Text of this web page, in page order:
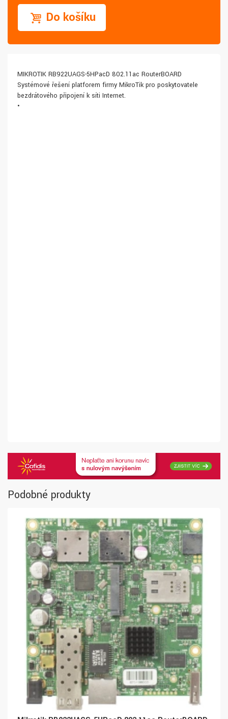
Do košíku
MIKROTIK RB922UAGS-5HPacD 802.11ac RouterBOARD
Systémové řešení platforem firmy MikroTik pro poskytovatele
bezdrátového připojení k síti Internet.
•
Podobné produkty